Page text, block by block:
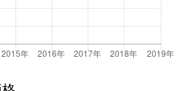
2,200万円
台原